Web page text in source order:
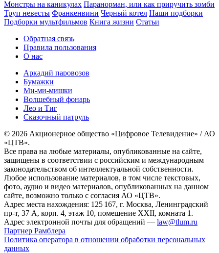
Монстры на каникулах Паранорман, или как приручить зомби
Труп невесты Франкенвини Черный котел Наши подборки
Подборки мультфильмов Книга жизни Статьи
Обратная связь
Правила пользования
О нас
Аркадий паровозов
Бумажки
Ми-ми-мишки
Волшебный фонарь
Лео и Тиг
Сказочный патруль
© 2026 Акционерное общество «Цифровое Телевидение» / АО
«ЦТВ».
Все права на любые материалы, опубликованные на сайте,
защищены в соответствии с российским и международным
законодательством об интеллектуальной собственности.
Любое использование материалов, в том числе текстовых,
фото, аудио и видео материалов, опубликованных на данном
сайте, возможно только с согласия АО «ЦТВ».
Адрес места нахождения: 125 167, г. Москва, Ленинградский
пр-т, 37 А, корп. 4, этаж 10, помещение XXII, комната 1.
Адрес электронной почты для обращений — law@tlum.ru
Партнер Рамблера
Политика оператора в отношении обработки персональных
данных